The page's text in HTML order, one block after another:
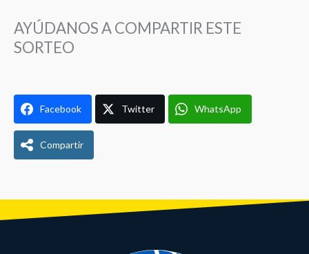
k
a
m
AYÚDANOS A COMPARTIR ESTE
SORTEO
Facebook Twitter WhatsApp
Compartir